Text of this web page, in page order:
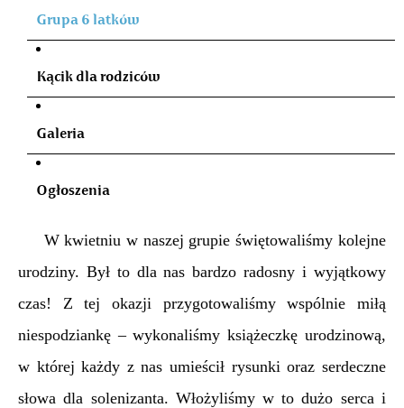
Grupa 6 latków
Kącik dla rodziców
Galeria
Ogłoszenia
W kwietniu w naszej grupie świętowaliśmy kolejne
urodziny. Był to dla nas bardzo radosny i wyjątkowy
czas! Z tej okazji przygotowaliśmy wspólnie miłą
niespodziankę – wykonaliśmy książeczkę urodzinową,
w której każdy z nas umieścił rysunki oraz serdeczne
słowa dla solenizanta. Włożyliśmy w to dużo serca i